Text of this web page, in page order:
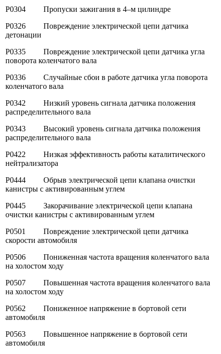
P0304 Пропуски зажигания в 4–м цилиндре
P0326 Повреждение электрической цепи датчика
детонации
P0335 Повреждение электрической цепи датчика угла
поворота коленчатого вала
P0336 Случайные сбои в работе датчика угла поворота
коленчатого вала
P0342 Низкий уровень сигнала датчика положения
распределительного вала
P0343 Высокий уровень сигнала датчика положения
распределительного вала
P0422 Низкая эффективность работы каталитического
нейтрализатора
P0444 Обрыв электрической цепи клапана очистки
канистры с активированным углем
P0445 Закорачивание электрической цепи клапана
очистки канистры с активированным углем
P0501 Повреждение электрической цепи датчика
скорости автомобиля
P0506 Пониженная частота вращения коленчатого вала
на холостом ходу
P0507 Повышенная частота вращения коленчатого вала
на холостом ходу
P0562 Пониженное напряжение в бортовой сети
автомобиля
P0563 Повышенное напряжение в бортовой сети
автомобиля